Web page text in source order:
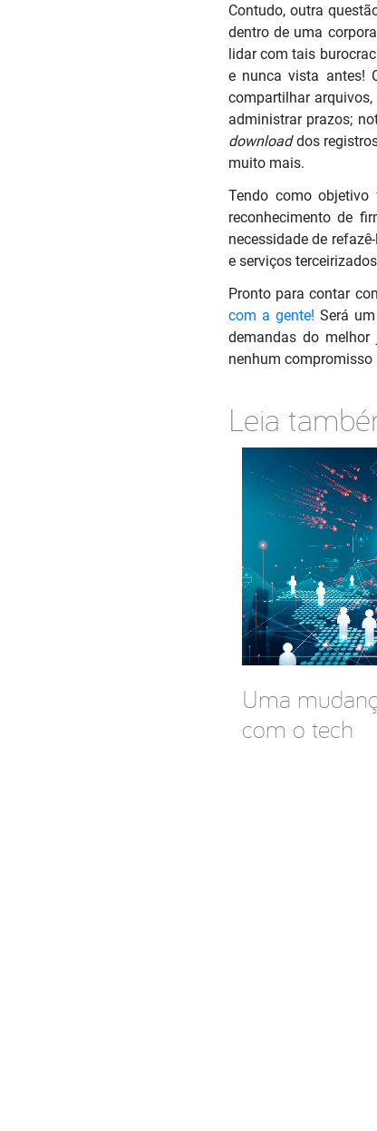
Contudo, outra
dentro de uma
lidar com tais
e nunca vista antes!
compartilhar
administrar prazos;
downloaddos
muito mais.
Tendo como
reconhecimento de
necessidade de
e serviços
Pronto para contar
com a gente! Será
demandas do melhor
nenhum compromisso
Leia
Uma
com o tech